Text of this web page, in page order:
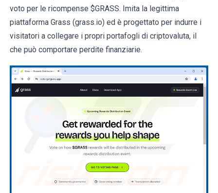
voto per le ricompense $GRASS. Imita la legittima
piattaforma Grass (grass.io) ed è progettato per indurre i
visitatori a collegare i propri portafogli di criptovaluta, il
che può comportare perdite finanziarie.